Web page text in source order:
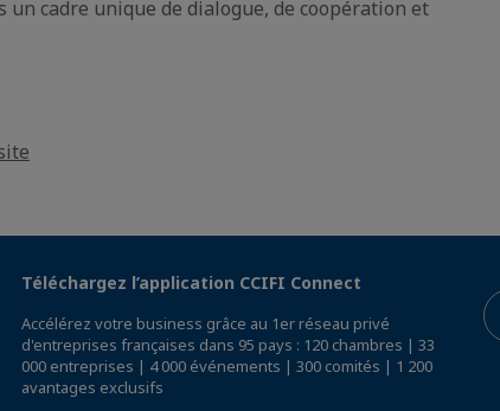
cadre unique de dialogue, de coopération et
Téléchargez l’application CCIFI Connect
Accélérez votre business grâce au 1er réseau privé
d'entreprises françaises dans 95 pays : 120 chambres | 33
000 entreprises | 4 000 événements | 300 comités | 1 200
avantages exclusifs